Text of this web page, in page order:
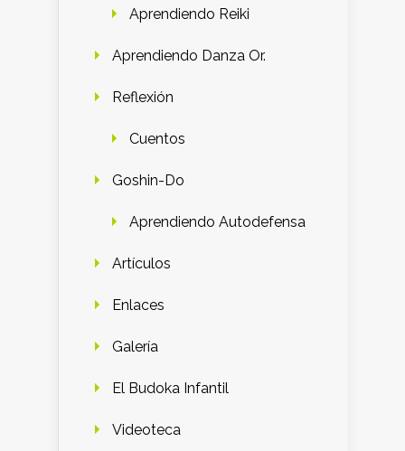
Aprendiendo Reiki
Aprendiendo Danza Or.
Reflexión
Cuentos
Goshin-Do
Aprendiendo Autodefensa
Artículos
Enlaces
Galería
El Budoka Infantil
Videoteca